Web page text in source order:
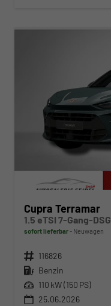
Cupra Terramar
1.5 eTSI 7-Gang-DSG
sofort lieferbar Neuwagen
Fahrzeugnr. 116826
Kraftstoff Benzin
Leistung 110 kW (150 PS)
25.06.2026